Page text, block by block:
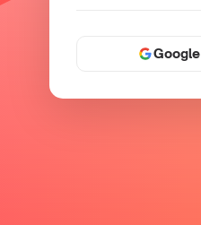
Google